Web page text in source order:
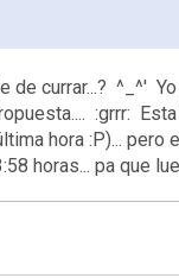
de currar...? ^_^'
:grrr:
hora :P)...
horas... pa que